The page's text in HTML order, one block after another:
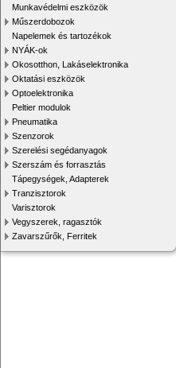
Munkavédelmi eszközök
Műszerdobozok
Napelemek és tartozékok
NYÁK-ok
Okosotthon, Lakáselektronika
Oktatási eszközök
Optoelektronika
Peltier modulok
Pneumatika
Szenzorok
Szerelési segédanyagok
Szerszám és forrasztás
Tápegységek, Adapterek
Tranzisztorok
Varisztorok
Vegyszerek, ragasztók
Zavarszűrők, Ferritek